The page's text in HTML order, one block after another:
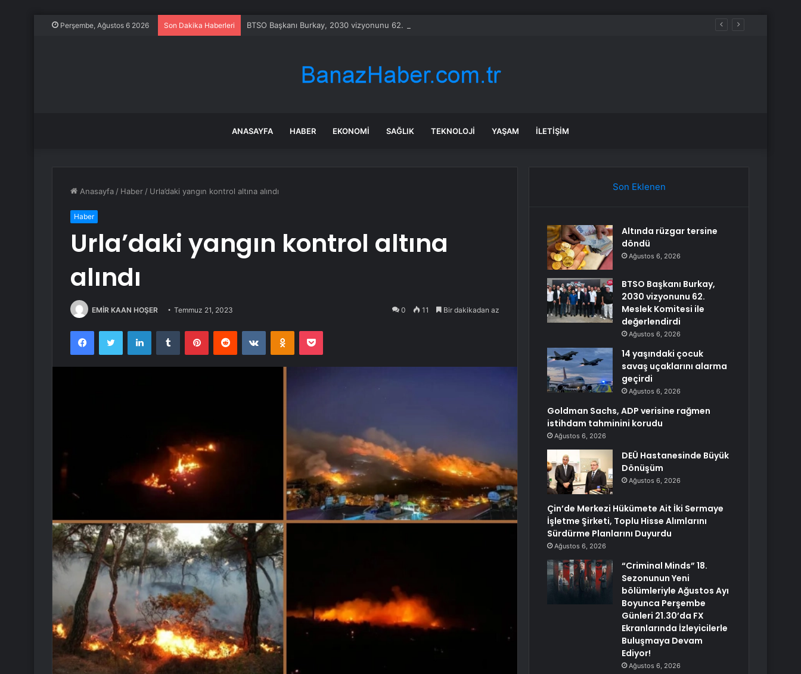
Perşembe, Ağustos 6 2026 Son Dakika Haberleri BTSO Başkanı Burkay, 2030 vizyonunu 62. Meslek Komitesi ile değerlendirdi
ANASAYFA HABER EKONOMI SAĞLIK TEKNOLOJI YAŞAM İLETIŞIM
Anasayfa / Haber / Urla’daki yangın kontrol altına alındı
Haber
Urla’daki yangın kontrol altına
alındı
EMİR KAAN HOŞER Temmuz 21, 2023 0 11 Bir dakikadan az
FacebookTwitter LinkedInTumblr PinterestReddit VKontakteOdnoklassniki
Pocket
Son Eklenen
Altında rüzgar tersine
döndü
Ağustos 6, 2026
BTSO Başkanı Burkay,
2030 vizyonunu 62.
Meslek Komitesi ile
değerlendirdi
Ağustos 6, 2026
14 yaşındaki çocuk
savaş uçaklarını alarma
geçirdi
Ağustos 6, 2026
Goldman Sachs, ADP verisine rağmen
istihdam tahminini korudu
Ağustos 6, 2026
DEÜ Hastanesinde Büyük
Dönüşüm
Ağustos 6, 2026
Çin’de Merkezi Hükümete Ait İki Sermaye
İşletme Şirketi, Toplu Hisse Alımlarını
Sürdürme Planlarını Duyurdu
Ağustos 6, 2026
“Criminal Minds” 18.
Sezonunun Yeni
bölümleriyle Ağustos Ayı
Boyunca Perşembe
Günleri 21.30’da FX
Ekranlarında İzleyicilerle
Buluşmaya Devam
Ediyor!
Ağustos 6, 2026